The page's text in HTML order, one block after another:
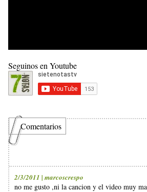
Seguinos en Youtube
Comentarios
2/3/2011 | marcoscrespo
no me gusto ,ni la cancion y el video muy